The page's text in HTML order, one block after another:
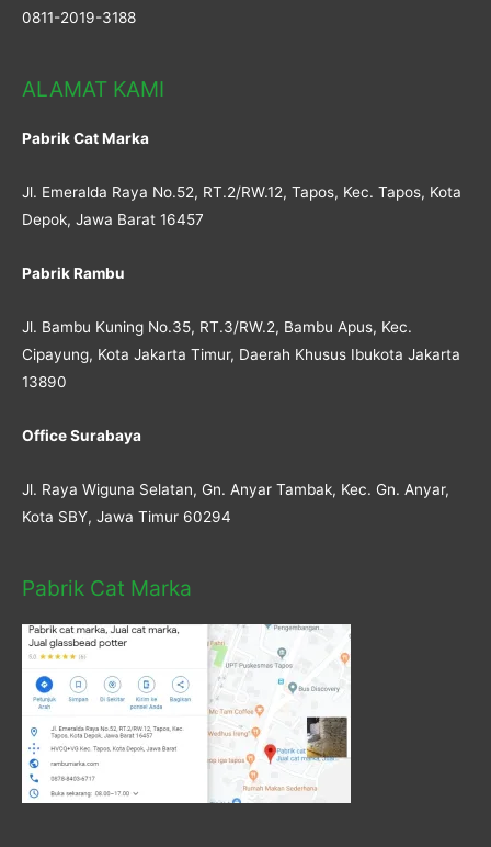
0811-2019-3188
ALAMAT KAMI
Pabrik Cat Marka
Jl. Emeralda Raya No.52, RT.2/RW.12, Tapos, Kec. Tapos, Kota
Depok, Jawa Barat 16457
Pabrik Rambu
Jl. Bambu Kuning No.35, RT.3/RW.2, Bambu Apus, Kec.
Cipayung, Kota Jakarta Timur, Daerah Khusus Ibukota Jakarta
13890
Office Surabaya
Jl. Raya Wiguna Selatan, Gn. Anyar Tambak, Kec. Gn. Anyar,
Kota SBY, Jawa Timur 60294
Pabrik Cat Marka